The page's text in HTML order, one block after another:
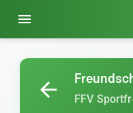
menu
FFV
arrow_back